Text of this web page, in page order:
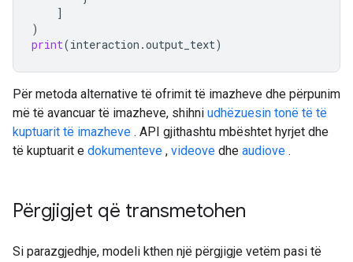
]
)
print(interaction .output_text)
Për metoda alternative të ofrimit të imazheve dhe përpunim
më të avancuar të imazheve, shihni udhëzuesin tonë të të
kuptuarit të imazheve . API gjithashtu mbështet hyrjet dhe
të kuptuarit e dokumenteve , videove dhe audiove .
Përgjigjet që transmetohen
Si parazgjedhje, modeli kthen një përgjigje vetëm pasi të